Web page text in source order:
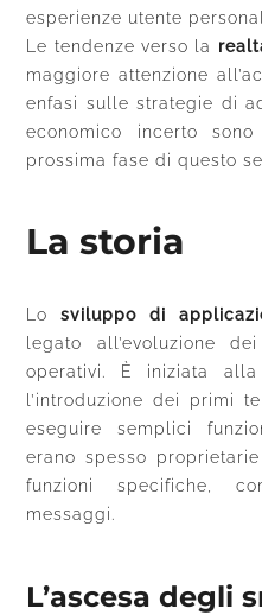
esperienze utente
Le tendenze verso la
maggiore attenzione
enfasi sulle strategie di
economico incerto
prossima fase di questo
La storia
Losviluppo di
legato all’evoluzione
operativi. È iniziata
l’introduzione dei primi
eseguire semplici
erano spesso
funzioni specifiche,
messaggi.
L’ascesa degli